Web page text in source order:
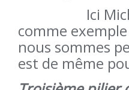
Ici Michel
comme
nous sommes
est de même